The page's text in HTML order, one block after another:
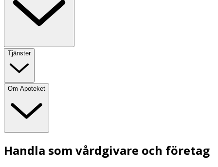
Tjänster
Om Apoteket
Handla som vårdgivare och företag